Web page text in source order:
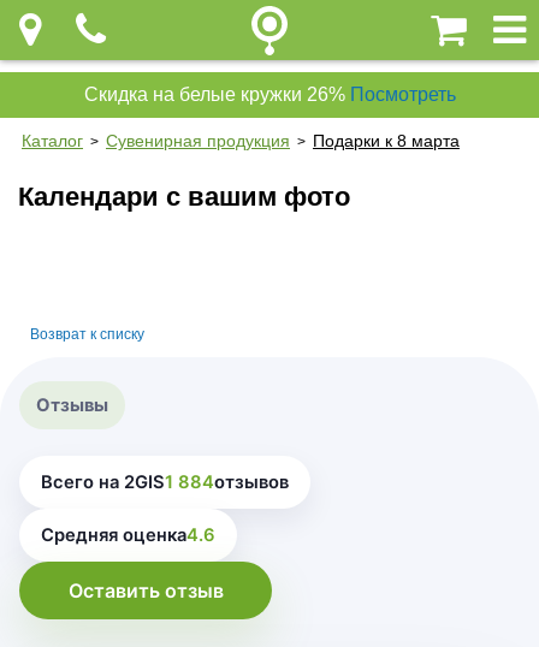
Скидка на белые кружки 26% Посмотреть
Каталог > Сувенирная продукция > Подарки к 8 марта
Календари с вашим фото
Возврат к списку
Отзывы
Всего на 2GIS1 884отзывов
Средняя оценка4.6
Оставить отзыв